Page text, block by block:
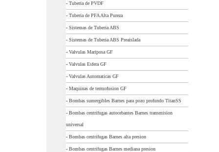
- Tuberia de PVDF
- Tuberia de PFA Alta Pureza
- Sistemas de Tuberia ABS
- Sistemas de Tuberia ABS Preaislada
- Valvulas Mariposa GF
- Valvulas Esfera GF
- Valvulas Automaticas GF
- Maquinas de termofusion GF
- Bombas sumergibles Barnes para pozo profundo TitanSS
- Bombas centrifugas autocebantes Barnes transmision
universal
- Bombas centrifugas Barnes alta presion
- Bombas centrifugas Barnes mediana presion